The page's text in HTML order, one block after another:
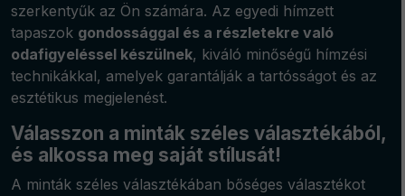
szerkentyűk az Ön számára. Az egyedi hímzett
tapaszok gondossággal és a részletekre való
odafigyeléssel készülnek, kiváló minőségű hímzési
technikákkal, amelyek garantálják a tartósságot és az
esztétikus megjelenést.
Válasszon a minták széles választékából,
és alkossa meg saját stílusát!
A minták széles választékában bőséges választékot